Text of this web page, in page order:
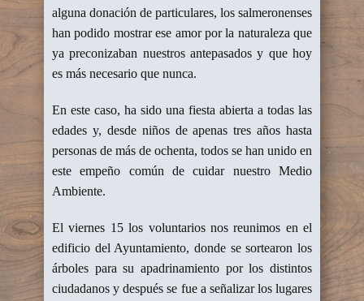
alguna donación de particulares, los salmeronenses
han podido mostrar ese amor por la naturaleza que
ya preconizaban nuestros antepasados y que hoy
es más necesario que nunca.
En este caso, ha sido una fiesta abierta a todas las
edades y, desde niños de apenas tres años hasta
personas de más de ochenta, todos se han unido en
este empeño común de cuidar nuestro Medio
Ambiente.
El viernes 15 los voluntarios nos reunimos en el
edificio del Ayuntamiento, donde se sortearon los
árboles para su apadrinamiento por los distintos
ciudadanos y después se fue a señalizar los lugares